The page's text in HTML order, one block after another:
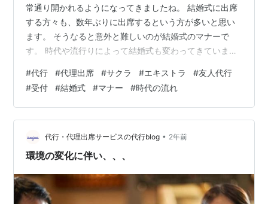
常通り開かれるようになってきましたね。 結婚式に出席
する方々も、数年ぶりに出席するという方が多いと思い
ます。 そうなると意外と難しいのが結婚式のマナーで
す。 時代や流行りによって結婚式も変わってきていま
般的だった時代など、 様々ございますが、 現代は、昔と
比べて、よりラフな式が多くなってきていると思いま
す。 それに伴い、出席者の服装なども、決まり事が少な
くなってきていて、 多少ルーズなものも許される風潮が
あると思います。 それ自体は時代の流れなので、問題な
いと思います。 由緒ある作法を守る…
#代行 #代理出席 #サクラ #エキストラ #友人代行
#受付 #結婚式 #マナー #時代の流れ
代行・代理出席サービスの代行blog • 2年前
環境の変化に伴い、、、